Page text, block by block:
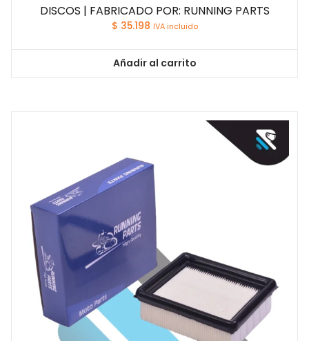
DISCOS | FABRICADO POR: RUNNING PARTS
$ 35.198 IVA incluido
Añadir al carrito